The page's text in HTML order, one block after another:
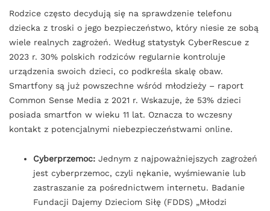
Rodzice często decydują się na sprawdzenie telefonu
dziecka z troski o jego bezpieczeństwo, który niesie ze sobą
wiele realnych zagrożeń. Według statystyk CyberRescue z
2023 r. 30% polskich rodziców regularnie kontroluje
urządzenia swoich dzieci, co podkreśla skalę obaw.
Smartfony są już powszechne wśród młodzieży – raport
Common Sense Media z 2021 r. Wskazuje, że 53% dzieci
posiada smartfon w wieku 11 lat. Oznacza to wczesny
kontakt z potencjalnymi niebezpieczeństwami online.
Cyberprzemoc: Jednym z najpoważniejszych zagrożeń
jest cyberprzemoc, czyli nękanie, wyśmiewanie lub
zastraszanie za pośrednictwem internetu. Badanie
Fundacji Dajemy Dzieciom Siłę (FDDS) „Młodzi